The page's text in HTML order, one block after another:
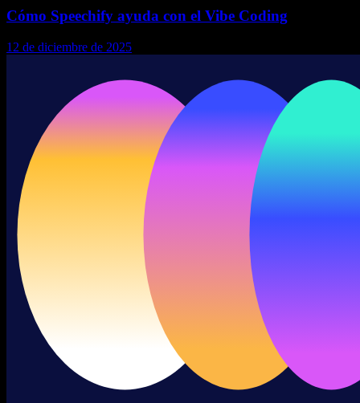
Cómo Speechify ayuda con el Vibe Coding
12 de diciembre de 2025